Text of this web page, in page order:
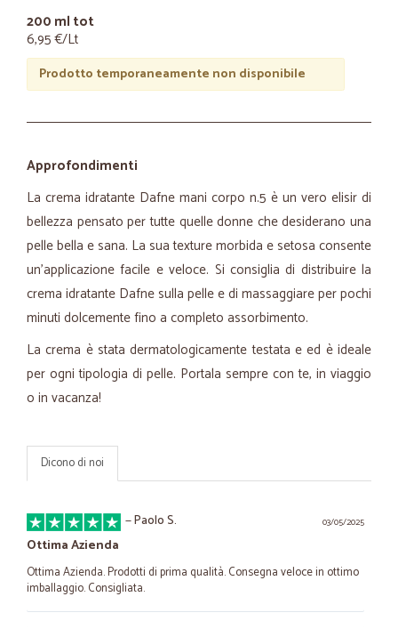
200 ml tot
6,95 €/Lt
Prodotto temporaneamente non disponibile
Approfondimenti
La crema idratante Dafne mani corpo n.5 è un vero elisir di
bellezza pensato per tutte quelle donne che desiderano una
pelle bella e sana. La sua texture morbida e setosa consente
un’applicazione facile e veloce. Si consiglia di distribuire la
crema idratante Dafne sulla pelle e di massaggiare per pochi
minuti dolcemente fino a completo assorbimento.
La crema è stata dermatologicamente testata e ed è ideale
per ogni tipologia di pelle. Portala sempre con te, in viaggio
o in vacanza!
Dicono di noi
03/05/2025
—Paolo S.
Ottima Azienda
Ottima Azienda. Prodotti di prima qualità. Consegna veloce in ottimo
imballaggio. Consigliata.